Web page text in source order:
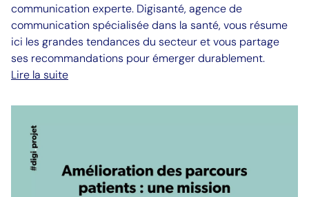
communication experte. Digisanté, agence de
communication spécialisée dans la santé, vous résume
ici les grandes tendances du secteur et vous partage
ses recommandations pour émerger durablement.
Lire la suite